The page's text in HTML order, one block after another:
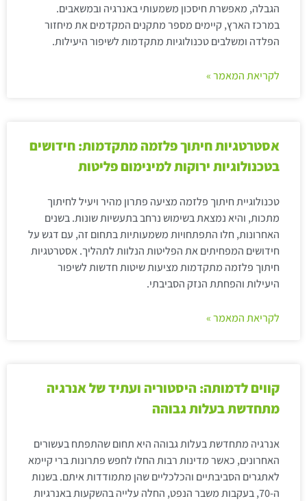
הגבלה, מאפשרת חיסכון משמעותי באנרגיה ובמשאבים.
במרכז הארץ, קיימים מספר מתקנים המקדמים את מיחזור
הפלדה ומשלבים טכנולוגיות מתקדמות לשיפור היעילות.
לקריאת המאמר »
אסטרטגיות חיתוך פלזמה מתקדמות: חידושים
בטכנולוגיות ירוקות למינימום פליטות
טכנולוגיית חיתוך פלזמה מציעה פתרון מהיר ויעיל לחיתוך
מתכות, והיא נמצאת בשימוש נרחב בתעשיות שונות. בשנים
האחרונות, חלו התפתחויות משמעותיות בתחום זה, עם דגש על
חידושים המפחיתים את הפליטות הנלוות לתהליך. אסטרטגיות
חיתוך פלזמה מתקדמות מציעות שיטות חדשות לשיפור
היעילות והפחתת הנזק הסביבתי.
לקריאת המאמר »
קווים לדמותה: היסטוריה ועתיד של אנרגיה
מתחדשת בעלות גבוהה
אנרגיה מתחדשת בעלות גבוהה היא תחום שהתפתח בעשורים
האחרונים, כאשר מדינות רבות החלו לחפש פתרונות ברי קיימא
לאתגרים הסביבתיים והכלכליים שהן מתמודדות איתם. בשנות
ה-70, בעקבות משבר הנפט, החלה עלייה בהשקעות באנרגיות